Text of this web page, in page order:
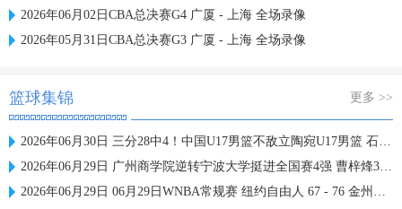
2026年06月02日CBA总决赛G4 广厦 - 上海 全场录像
2026年05月31日CBA总决赛G3 广厦 - 上海 全场录像
篮球集锦 更多 >>
2026年06月30日 三分28中4！中国U17男篮不敌立陶宛U17男篮 石洺豪18分
2026年06月29日 广州商学院逆转宁波大学挺进全国赛4强 曹梓烽33+8 周乾14+13
2026年06月29日 06月29日WNBA常规赛 纽约自由人 67 - 76 金州女武神 集锦